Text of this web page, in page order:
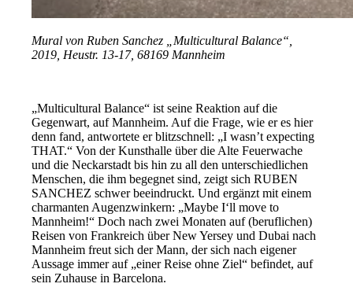
Mural von Ruben Sanchez „Multicultural Balance“,
2019, Heustr. 13-17, 68169 Mannheim
„Multicultural Balance“ ist seine Reaktion auf die
Gegenwart, auf Mannheim. Auf die Frage, wie er es hier
denn fand, antwortete er blitzschnell: „I wasn’t expecting
THAT.“ Von der Kunsthalle über die Alte Feuerwache
und die Neckarstadt bis hin zu all den unterschiedlichen
Menschen, die ihm begegnet sind, zeigt sich RUBEN
SANCHEZ schwer beeindruckt. Und ergänzt mit einem
charmanten Augenzwinkern: „Maybe I‘ll move to
Mannheim!“ Doch nach zwei Monaten auf (beruflichen)
Reisen von Frankreich über New Yersey und Dubai nach
Mannheim freut sich der Mann, der sich nach eigener
Aussage immer auf „einer Reise ohne Ziel“ befindet, auf
sein Zuhause in Barcelona.